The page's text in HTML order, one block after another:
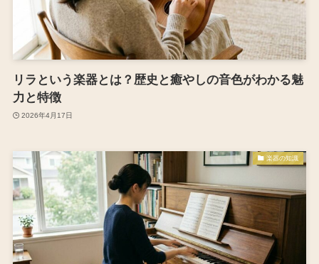
リラという楽器とは？歴史と癒やしの音色がわかる魅
力と特徴
2026年4月17日
楽器の知識